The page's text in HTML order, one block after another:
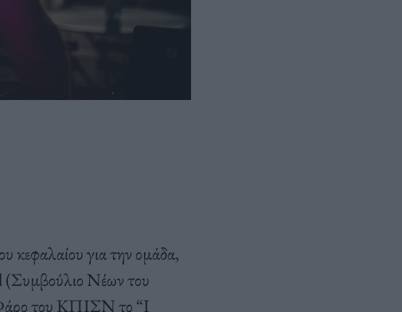
κεφαλαίου για την ομάδα,
Νέων του
Φάρο του ΚΠΙΣΝ το “I